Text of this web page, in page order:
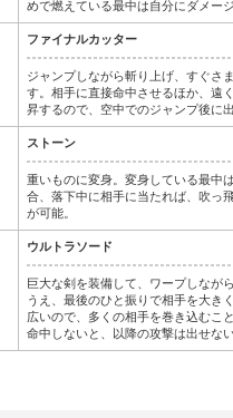
めで燃えている最中は自分にダメー
ファイナルカッター
ジャンプしながら斬り上げ、すぐさ
す。相手に直接命中させるほか、遠
昇するので、空中でのジャンプ後に
ストーン
重いものに変身。変身している最中
合、落下中に相手に当たれば、吹っ
が可能。
ウルトラソード
巨大な剣を装備して、ワープしなが
うえ、最後のひと振りで相手を大き
広いので、多くの相手を巻き込むこ
命中しないと、以降の攻撃は出せない